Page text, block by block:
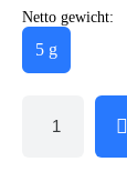
Netto gewicht:
5 g